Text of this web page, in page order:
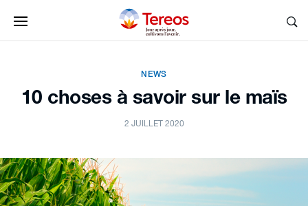
NEWS
10 choses à savoir sur le maïs
2 JUILLET 2020